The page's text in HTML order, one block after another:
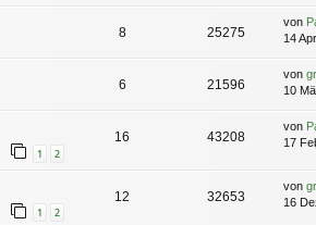
8 25275
von
14
6 21596
von
10
1 2
16 43208
von
17
1 2
12 32653
von
16